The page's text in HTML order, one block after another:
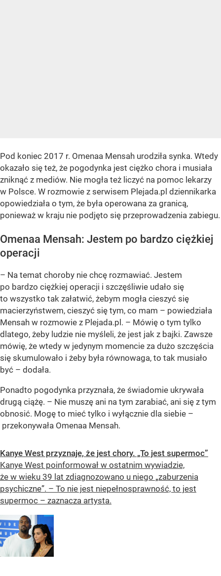
Pod koniec 2017 r. Omenaa Mensah urodziła synka. Wtedy
okazało się też, że pogodynka jest ciężko chora i musiała
zniknąć z mediów. Nie mogła też liczyć na pomoc lekarzy
w Polsce. W rozmowie z serwisem Plejada.pl dziennikarka
opowiedziała o tym, że była operowana za granicą,
ponieważ w kraju nie podjęto się przeprowadzenia zabiegu.
Omenaa Mensah: Jestem po bardzo ciężkiej
operacji
– Na temat choroby nie chcę rozmawiać. Jestem
po bardzo ciężkiej operacji i szczęśliwie udało się
to wszystko tak załatwić, żebym mogła cieszyć się
macierzyństwem, cieszyć się tym, co mam – powiedziała
Mensah w rozmowie z Plejada.pl. – Mówię o tym tylko
dlatego, żeby ludzie nie myśleli, że jest jak z bajki. Zawsze
mówię, że wtedy w jedynym momencie za dużo szczęścia
się skumulowało i żeby była równowaga, to tak musiało
być – dodała.
Ponadto pogodynka przyznała, że świadomie ukrywała
drugą ciążę. – Nie muszę ani na tym zarabiać, ani się z tym
obnosić. Mogę to mieć tylko i wyłącznie dla siebie –
przekonywała Omenaa Mensah.
Kanye West przyznaje, że jest chory. „To jest supermoc”
Kanye West poinformował w ostatnim wywiadzie,
że w wieku 39 lat zdiagnozowano u niego „zaburzenia
psychiczne”. – To nie jest niepełnosprawność, to jest
supermoc – zaznacza artysta.